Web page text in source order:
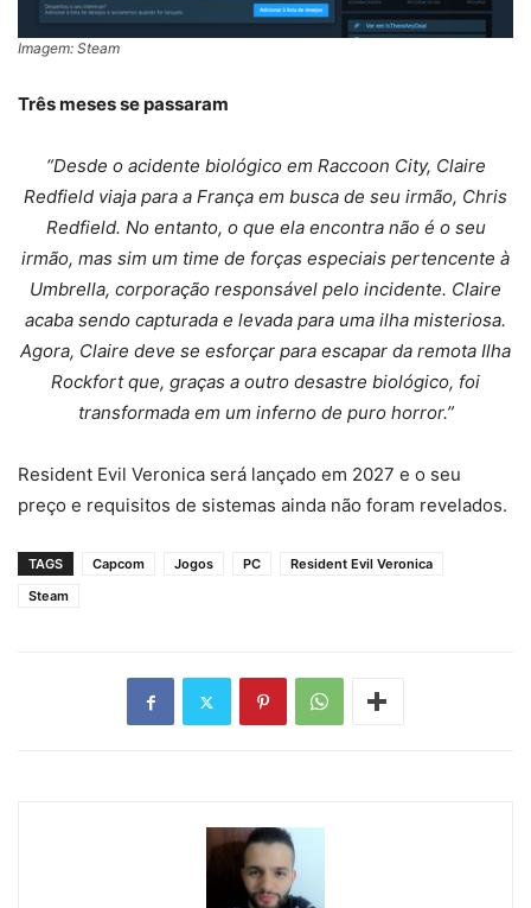
Imagem: Steam
Três meses se passaram
“Desde o acidente biológico em Raccoon City, Claire
Redfield viaja para a França em busca de seu irmão, Chris
Redfield. No entanto, o que ela encontra não é o seu
irmão, mas sim um time de forças especiais pertencente à
Umbrella, corporação responsável pelo incidente. Claire
acaba sendo capturada e levada para uma ilha misteriosa.
Agora, Claire deve se esforçar para escapar da remota Ilha
Rockfort que, graças a outro desastre biológico, foi
transformada em um inferno de puro horror.”
Resident Evil Veronica será lançado em 2027 e o seu
preço e requisitos de sistemas ainda não foram revelados.
TAGS Capcom Jogos PC
Resident Evil Veronica
Steam